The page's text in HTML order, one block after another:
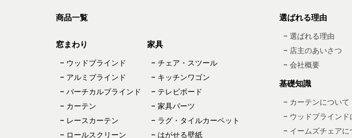
商品一覧
窓まわり
– ウッドブラインド
– アルミブラインド
– バーチカルブラインド
– カーテン
– レースカーテン
– ロールスクリーン
家具
– チェア・スツール
– キッチンワゴン
– テレビボード
– 家具パーツ
– ラグ・タイルカーペット
– はがせる壁紙
選ばれる理由
– 選ばれる理由
– 店主のあいさつ
– 会社概要
基礎知識
– カーテンについて
– ウッドブラインド
– イームズチェアに